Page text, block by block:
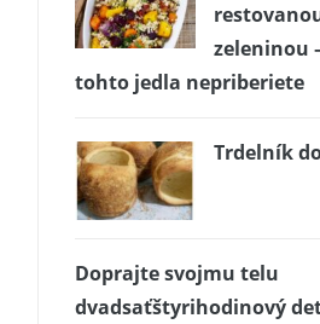
zeleninou
tohto jedla nepriberiete
Trdelník
Doprajte svojmu telu
dvadsaťštyrihodinový